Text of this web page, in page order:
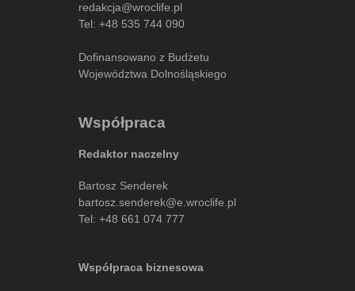
redakcja@wroclife.pl
Tel: +48 535 744 090
Dofinansowano z Budżetu
Województwa Dolnośląskiego
Współpraca
Redaktor naczelny
Bartosz Senderek
bartosz.senderek@e.wroclife.pl
Tel: +48 661 074 777
Współpraca biznesowa